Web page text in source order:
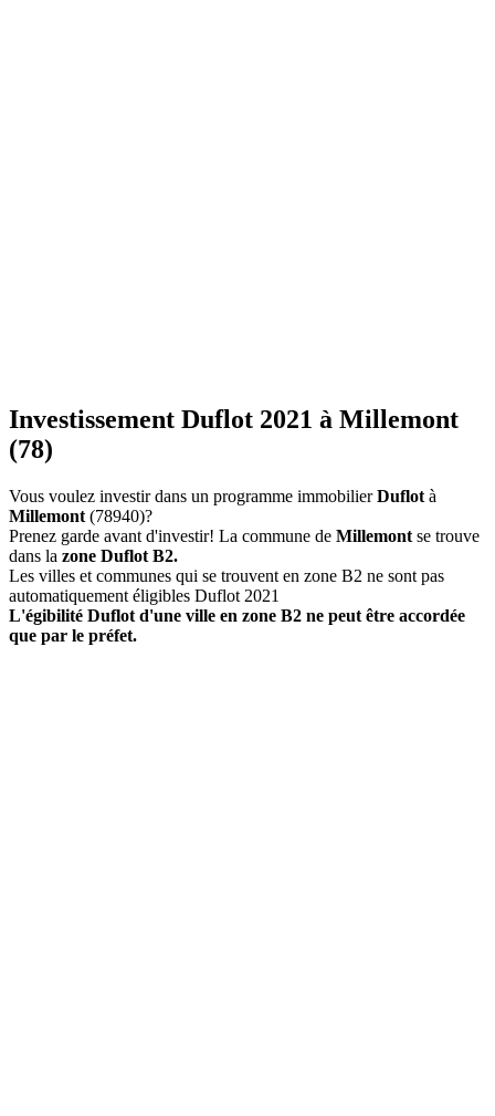
Investissement Duflot 2021 à Millemont
(78)
Vous voulez investir dans un programme immobilierDuflot à
Millemont (78940)?
Prenez garde avant d'investir! La commune de Millemont se trouve
dans la zone Duflot B2.
Les villes et communes qui se trouvent en zone B2 ne sont pas
automatiquement éligibles Duflot 2021
L'égibilité Duflot d'une ville en zone B2 ne peut être accordée
que par le préfet.